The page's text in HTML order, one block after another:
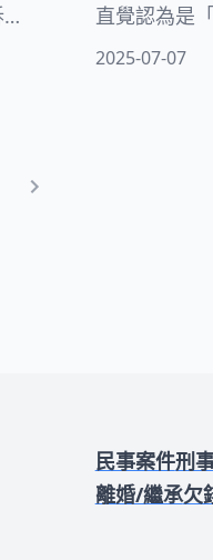
直覺認為是
個常見的誤
2025-07-07
民事案件刑
離婚/繼承欠